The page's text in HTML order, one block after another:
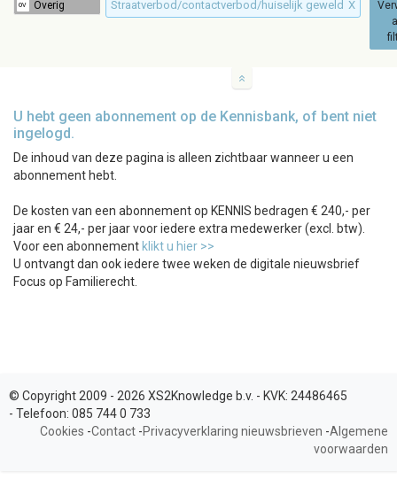
Straatverbod/contactverbod/huiselijk geweld X
U hebt geen abonnement op de Kennisbank, of bent niet
ingelogd.
De inhoud van deze pagina is alleen zichtbaar wanneer u een
abonnement hebt.
De kosten van een abonnement op KENNIS bedragen € 240,- per
jaar en € 24,- per jaar voor iedere extra medewerker (excl. btw).
Voor een abonnement klikt u hier >>
U ontvangt dan ook iedere twee weken de digitale nieuwsbrief
Focus op Familierecht.
© Copyright 2009 - 2026 XS2Knowledge b.v. - KVK: 24486465
- Telefoon: 085 744 0 733
Cookies -Contact -Privacyverklaring nieuwsbrieven -Algemene
voorwaarden